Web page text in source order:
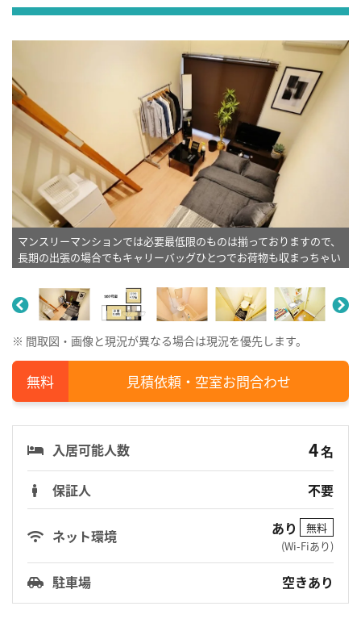
マンスリーマンションでは必要最低限のものは揃っておりますので、
長期の出張の場合でもキャリーバッグひとつでお荷物も収まっちゃい
しております♪随時各お部屋の募集をしております♪※植木と額とク
ッションなどは写真用です。
※ 間取図・画像と現況が異なる場合は現況を優先します。
見積依頼・空室お問合わせ
入居可能人数 4名
保証人
不要
ネット環境 あり
無料
(Wi-Fiあり)
駐車場 空きあり